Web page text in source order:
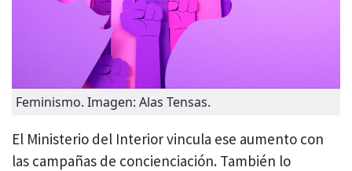
Feminismo. Imagen: Alas Tensas.
El Ministerio del Interior vincula ese aumento con
las campañas de concienciación. También lo